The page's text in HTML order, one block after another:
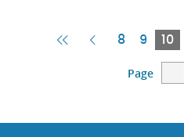
FirstPrevious
8 9 10
Page